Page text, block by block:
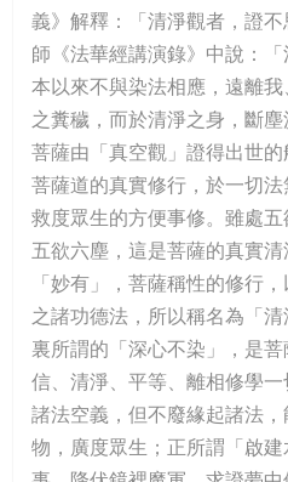
義》解釋：「清淨觀者，證
師《法華經講演錄》中說：
本以來不與染法相應，遠離
之糞穢，而於清淨之身，斷塵
菩薩由「真空觀」證得出世
菩薩道的真實修行，於一切
救度眾生的方便事修。雖處
五欲六塵，這是菩薩的真實
「妙有」，菩薩稱性的修行
之諸功德法，所以稱名為「
裏所謂的「深心不染」，是
信、清淨、平等、離相修學
諸法空義，但不廢緣起諸法
物，廣度眾生；正所謂「啟